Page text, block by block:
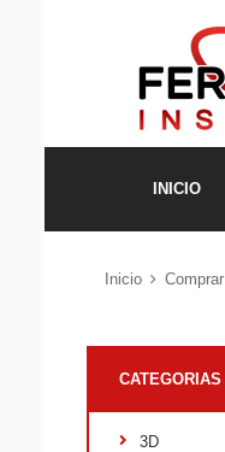
INICIO
Inicio Comprar
CATEGORIAS
3D